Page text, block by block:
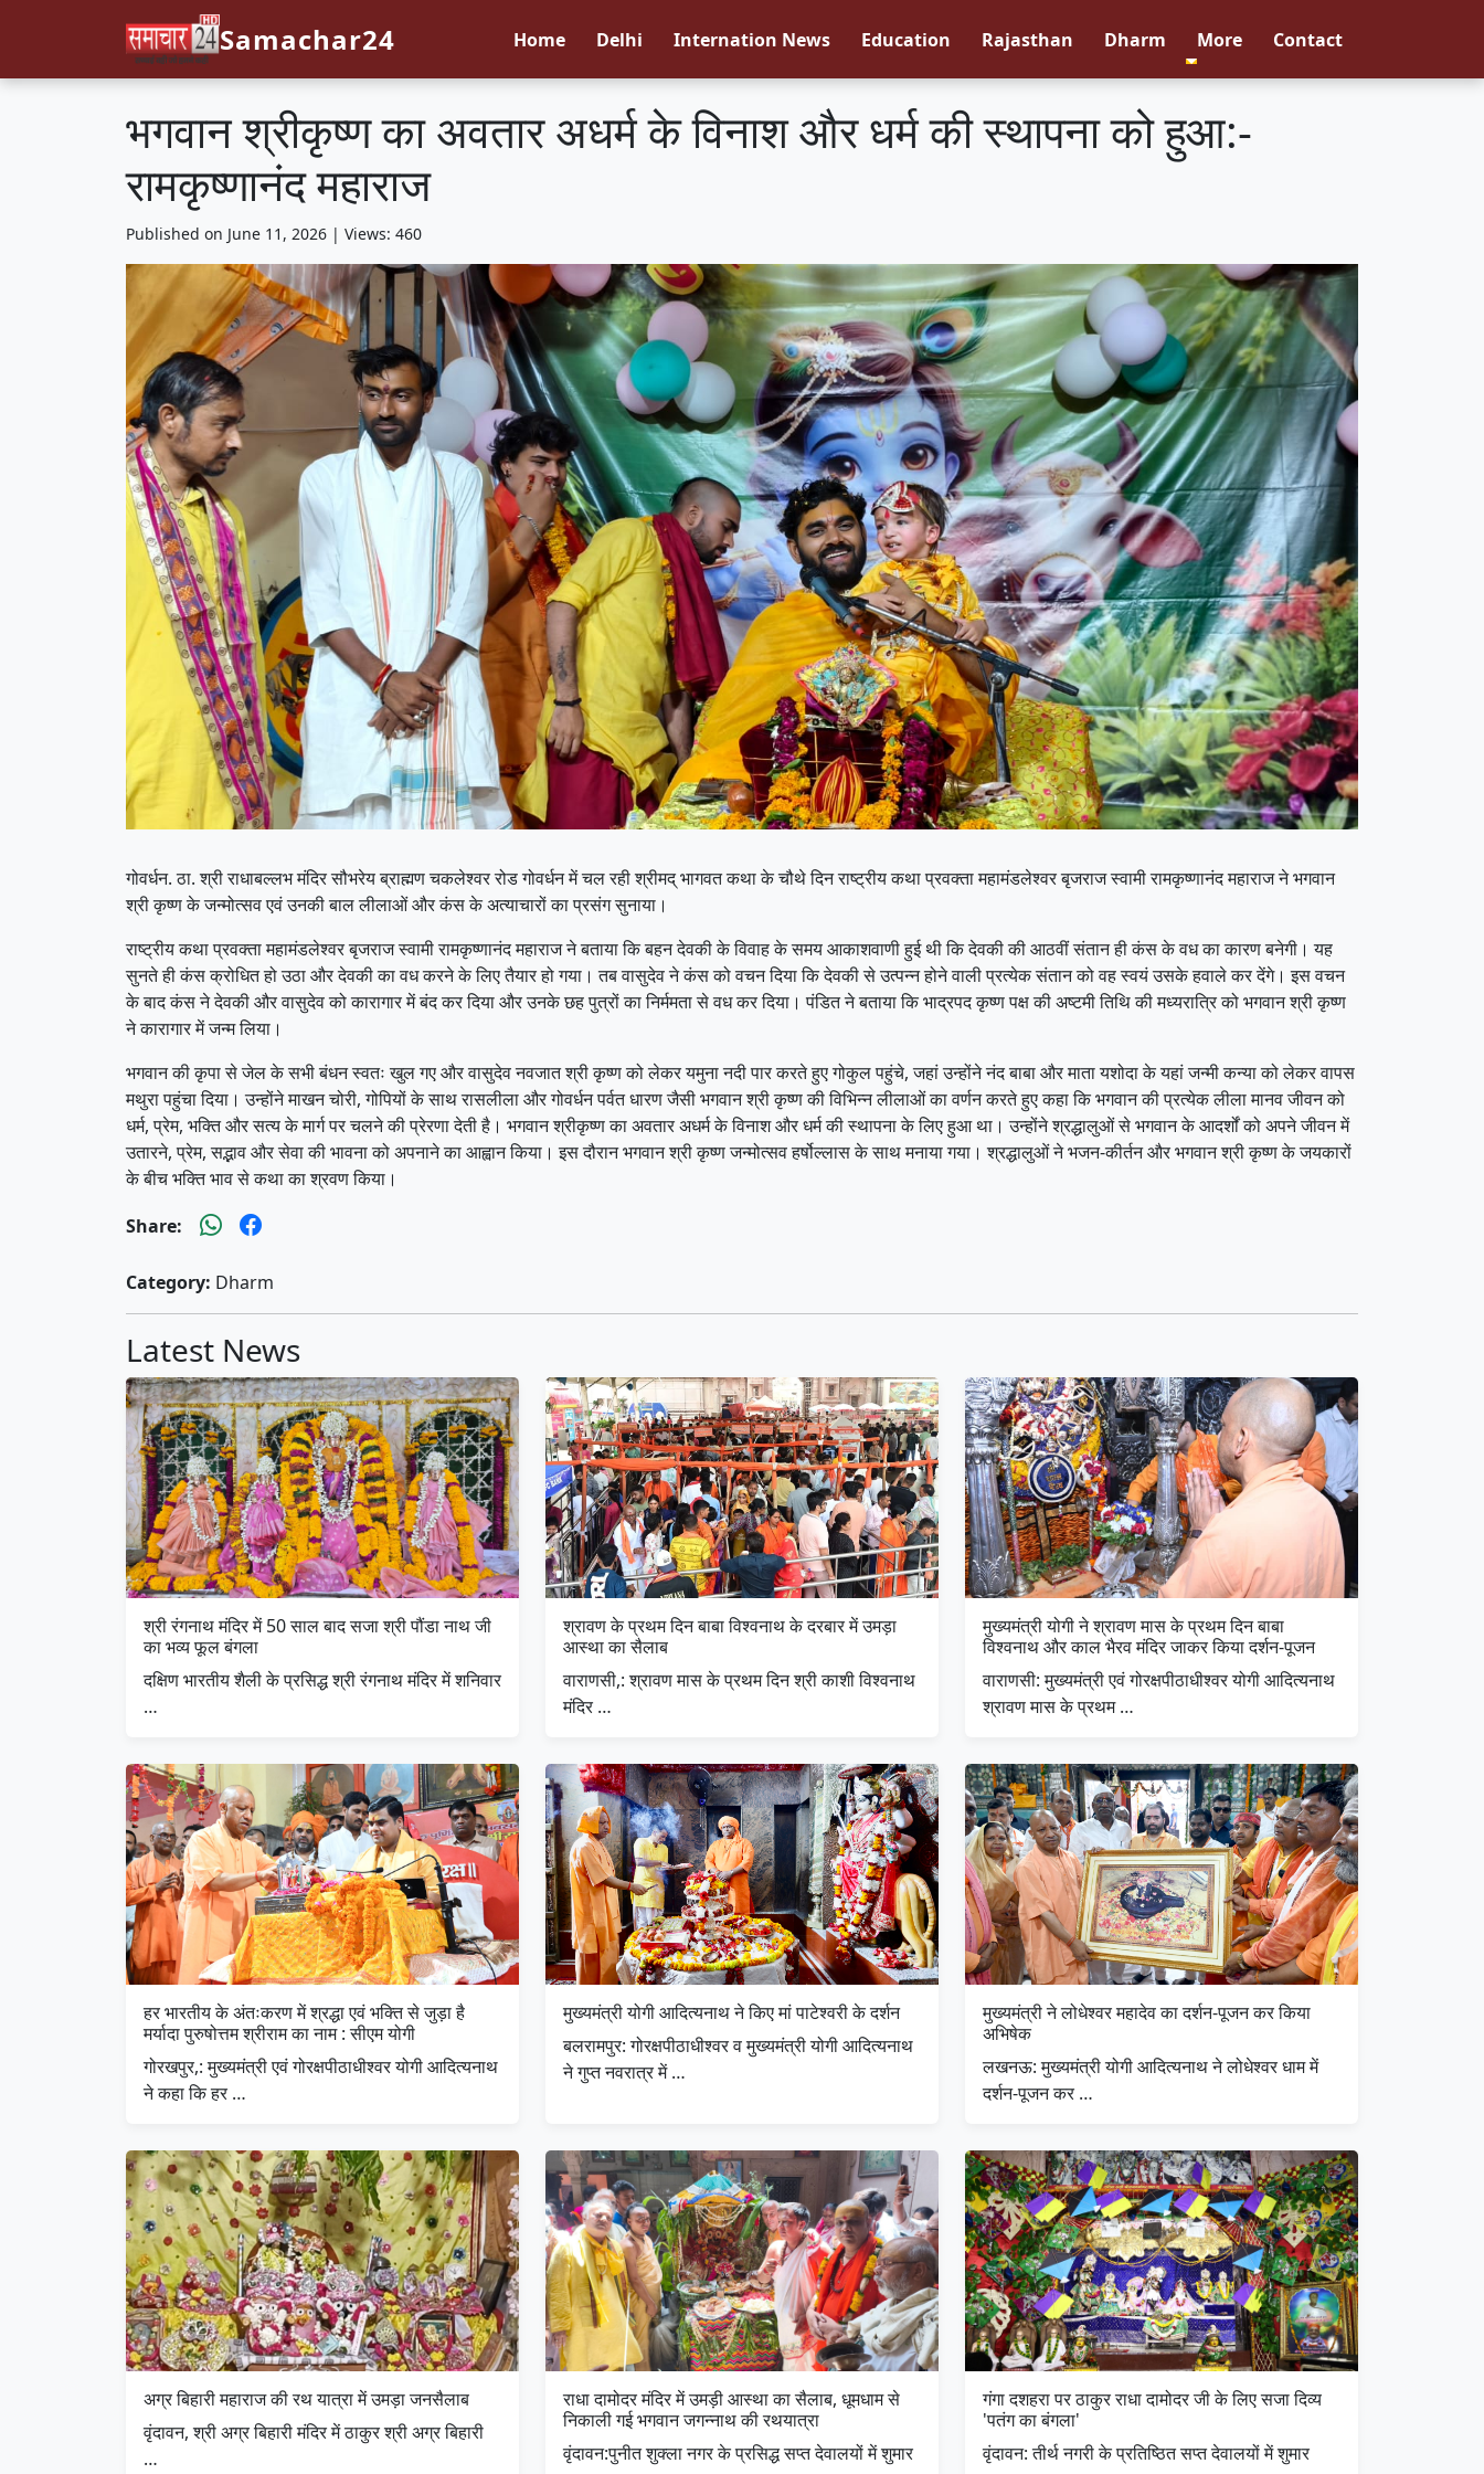
Samachar24 Home Delhi Internation News Education Rajasthan Dharm More Contact
भगवान श्रीकृष्ण का अवतार अधर्म के विनाश और धर्म की स्थापना को हुआ:-
रामकृष्णानंद महाराज
Published on June 11, 2026 | Views: 460
गोवर्धन. ठा. श्री राधाबल्लभ मंदिर सौभरेय ब्राह्मण चकलेश्वर रोड गोवर्धन में चल रही श्रीमद् भागवत कथा के चौथे दिन राष्ट्रीय कथा प्रवक्ता महामंडलेश्वर बृजराज स्वामी रामकृष्णानंद महाराज ने भगवान
श्री कृष्ण के जन्मोत्सव एवं उनकी बाल लीलाओं और कंस के अत्याचारों का प्रसंग सुनाया।
राष्ट्रीय कथा प्रवक्ता महामंडलेश्वर बृजराज स्वामी रामकृष्णानंद महाराज ने बताया कि बहन देवकी के विवाह के समय आकाशवाणी हुई थी कि देवकी की आठवीं संतान ही कंस के वध का कारण बनेगी। यह
सुनते ही कंस क्रोधित हो उठा और देवकी का वध करने के लिए तैयार हो गया। तब वासुदेव ने कंस को वचन दिया कि देवकी से उत्पन्न होने वाली प्रत्येक संतान को वह स्वयं उसके हवाले कर देंगे। इस वचन
के बाद कंस ने देवकी और वासुदेव को कारागार में बंद कर दिया और उनके छह पुत्रों का निर्ममता से वध कर दिया। पंडित ने बताया कि भाद्रपद कृष्ण पक्ष की अष्टमी तिथि की मध्यरात्रि को भगवान श्री कृष्ण
ने कारागार में जन्म लिया।
भगवान की कृपा से जेल के सभी बंधन स्वतः खुल गए और वासुदेव नवजात श्री कृष्ण को लेकर यमुना नदी पार करते हुए गोकुल पहुंचे, जहां उन्होंने नंद बाबा और माता यशोदा के यहां जन्मी कन्या को लेकर वापस
मथुरा पहुंचा दिया। उन्होंने माखन चोरी, गोपियों के साथ रासलीला और गोवर्धन पर्वत धारण जैसी भगवान श्री कृष्ण की विभिन्न लीलाओं का वर्णन करते हुए कहा कि भगवान की प्रत्येक लीला मानव जीवन को
धर्म, प्रेम, भक्ति और सत्य के मार्ग पर चलने की प्रेरणा देती है। भगवान श्रीकृष्ण का अवतार अधर्म के विनाश और धर्म की स्थापना के लिए हुआ था। उन्होंने श्रद्धालुओं से भगवान के आदर्शों को अपने जीवन में
उतारने, प्रेम, सद्भाव और सेवा की भावना को अपनाने का आह्वान किया। इस दौरान भगवान श्री कृष्ण जन्मोत्सव हर्षोल्लास के साथ मनाया गया। श्रद्धालुओं ने भजन-कीर्तन और भगवान श्री कृष्ण के जयकारों
के बीच भक्ति भाव से कथा का श्रवण किया।
Share:
Category: Dharm
Latest News
श्री रंगनाथ मंदिर में 50 साल बाद सजा श्री पौंडा नाथ जी
का भव्य फूल बंगला
दक्षिण भारतीय शैली के प्रसिद्ध श्री रंगनाथ मंदिर में शनिवार
…
श्रावण के प्रथम दिन बाबा विश्वनाथ के दरबार में उमड़ा
आस्था का सैलाब
वाराणसी,: श्रावण मास के प्रथम दिन श्री काशी विश्वनाथ
मंदिर …
मुख्यमंत्री योगी ने श्रावण मास के प्रथम दिन बाबा
विश्वनाथ और काल भैरव मंदिर जाकर किया दर्शन-पूजन
वाराणसी: मुख्यमंत्री एवं गोरक्षपीठाधीश्वर योगी आदित्यनाथ
श्रावण मास के प्रथम …
हर भारतीय के अंतःकरण में श्रद्धा एवं भक्ति से जुड़ा है
मर्यादा पुरुषोत्तम श्रीराम का नाम : सीएम योगी
गोरखपुर,: मुख्यमंत्री एवं गोरक्षपीठाधीश्वर योगी आदित्यनाथ
ने कहा कि हर …
मुख्यमंत्री योगी आदित्यनाथ ने किए मां पाटेश्वरी के दर्शन
बलरामपुर: गोरक्षपीठाधीश्वर व मुख्यमंत्री योगी आदित्यनाथ
ने गुप्त नवरात्र में …
मुख्यमंत्री ने लोधेश्वर महादेव का दर्शन-पूजन कर किया
अभिषेक
लखनऊ: मुख्यमंत्री योगी आदित्यनाथ ने लोधेश्वर धाम में
दर्शन-पूजन कर …
अग्र बिहारी महाराज की रथ यात्रा में उमड़ा जनसैलाब
वृंदावन, श्री अग्र बिहारी मंदिर में ठाकुर श्री अग्र बिहारी
…
राधा दामोदर मंदिर में उमड़ी आस्था का सैलाब, धूमधाम से
निकाली गई भगवान जगन्नाथ की रथयात्रा
​वृंदावन:पुनीत शुक्ला नगर के प्रसिद्ध सप्त देवालयों में शुमार
गंगा दशहरा पर ठाकुर राधा दामोदर जी के लिए सजा दिव्य
'पतंग का बंगला'
​वृंदावन: तीर्थ नगरी के प्रतिष्ठित सप्त देवालयों में शुमार